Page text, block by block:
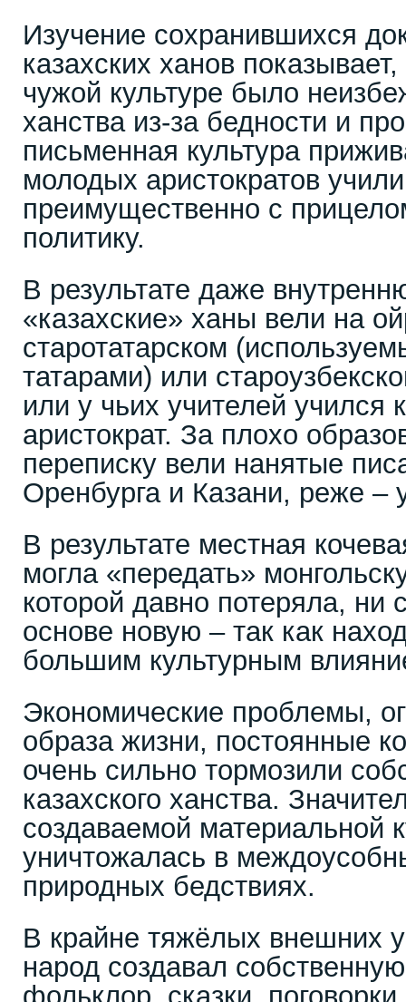
Изучение сохранившихся
казахских ханов
чужой культуре было
ханства из-за бедности и
письменная культура
молодых аристократов
преимущественно с
политику.
В результате даже
«казахские» ханы вели на
старотатарском
татарами) или
или у чьих учителей учился
аристократ. За плохо
переписку вели нанятые
Оренбурга и Казани, реже –
В результате местная
могла «передать»
которой давно потеряла, ни
основе новую – так как
большим культурным
Экономические проблемы,
образа жизни, постоянные
очень сильно тормозили
казахского ханства.
создаваемой материальной
уничтожалась в
природных бедствиях.
В крайне тяжёлых внешних
народ создавал